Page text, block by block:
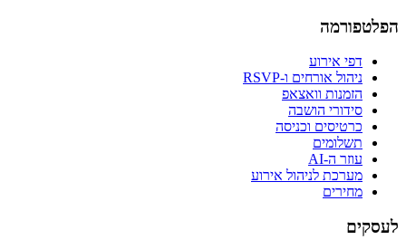
הפלטפורמה
דפי אירוע
ניהול אורחים ו-RSVP
הזמנות וואצאפ
סידורי הושבה
כרטיסים וכניסה
תשלומים
עוזר ה-AI
מערכת לניהול אירוע
מחירים
לעסקים